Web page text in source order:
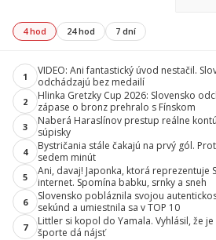
4 hod 24 hod 7 dní
1
VIDEO: Ani fantastický úvod nestačil.
odchádzajú bez medailí
2
Hlinka Gretzky Cup 2026: Slovensko
zápase o bronz prehralo s Fínskom
3
Naberá Haraslínov prestup reálne
súpisky
4
Bystričania stále čakajú na prvý gól.
sedem minút
5
Ani, davaj! Japonka, ktorá reprezentuje
internet. Spomína babku, srnky a sneh
6
Slovensko pobláznila svojou
sekúnd a umiestnila sa v TOP 10
7
Littler si kopol do Yamala. Vyhlásil, že
športe dá nájsť